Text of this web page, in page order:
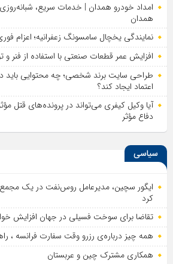
امداد خودرو همدان | خدمات سریع،
همدان
نمایندگی یخچال سامسونگ زعفرانیه؛ اعزام فوری زیر ۳۰
افزایش عمر قطعات صنعتی با استفاده از فنر و
طراحی سایت برند شخصی؛ چه محتوایی باید
اعتماد ایجاد کند؟
آیا وکیل کیفری می‌تواند در پرونده‌های قتل
دفاع مؤثر
سیاسی
ایگور سچین، مدیرعامل روس‌نفت در یک مجمع
کرد
تقاضا برای سوخت فسیلی در جهان افزایش
همه چیز درباره‌ی رزرو وقت سفارت فرانسه ،
همکاری مشترک چین و عربستان